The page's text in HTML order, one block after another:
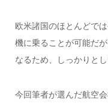
欧米諸国のほとんどで
機に乗ることが可能だ
なるため、しっかりと
今回筆者が選んだ航空